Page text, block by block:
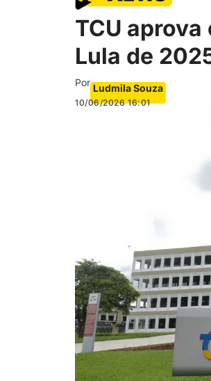
TCU
Lula de
Por Ludmila Souza
10/06/2026 16:01